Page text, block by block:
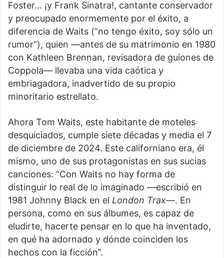
Foster… ¡y Frank Sinatra!, cantante conservador
y preocupado enormemente por el éxito, a
diferencia de Waits (“no tengo éxito, soy sólo un
rumor”), quien —antes de su matrimonio en 1980
con Kathleen Brennan, revisadora de guiones de
Coppola— llevaba una vida caótica y
embriagadora, inadvertido de su propio
minoritario estrellato.
Ahora Tom Waits, este habitante de moteles
desquiciados, cumple siete décadas y media el 7
de diciembre de 2024. Este californiano era, él
mismo, uno de sus protagonistas en sus sucias
canciones: “Con Waits no hay forma de
distinguir lo real de lo imaginado —escribió en
1981 Johnny Black en el London Trax—. En
persona, como en sus álbumes, es capaz de
eludirte, hacerte pensar en lo que ha inventado,
en qué ha adornado y dónde coinciden los
hechos con la ficción”.